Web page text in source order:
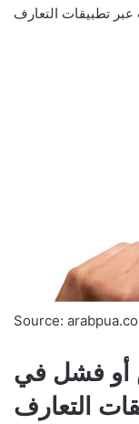
Source:
أو فشل في
التعارف